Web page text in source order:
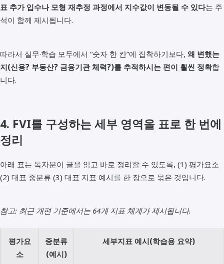
표 추가 입수나 모형 재추정 과정에서 지수값이 변동될 수 있다는 주
석이 함께 제시됩니다.
따라서 실무·학습 모두에서 “숫자 한 칸”에 집착하기보다, 왜 변했는
지(신용? 부동산? 금융기관 체력?)를 추적하시는 편이 훨씬 정확합
니다.
4. FVI를 구성하는 세부 영역을 표로 한 번에
정리
아래 표는 독자분이 글을 읽고 바로 정리할 수 있도록, (1) 평가요소
(2) 대표 중분류 (3) 대표 지표 예시를 한 장으로 묶은 것입니다.
참고: 최근 개편 기준에서는 64개 지표 체계가 제시됩니다.
평가요
소
중분류
(예시)
세부지표 예시(학습용 요약)